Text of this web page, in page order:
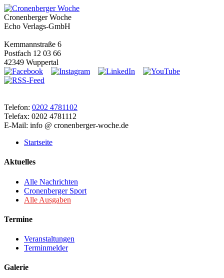
Cronenberger Woche
Echo Verlags-GmbH
Kemmannstraße 6
Postfach 12 03 66
42349 Wuppertal
Telefon: 0202 4781102
Telefax: 0202 4781112
E-Mail: info @ cronenberger-woche.de
Startseite
Aktuelles
Alle Nachrichten
Cronenberger Sport
Alle Ausgaben
Termine
Veranstaltungen
Terminmelder
Galerie